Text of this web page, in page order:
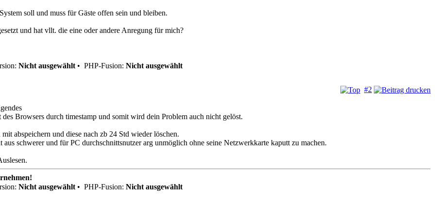
soll und muss für Gäste offen sein und bleiben.
und hat vllt. die eine oder andere Anregung für mich?
Nicht ausgewählt • PHP-Fusion: Nicht ausgewählt
#2
Browsers durch timestamp und somit wird dein Problem auch nicht gelöst.
abspeichern und diese nach zb 24 Std wieder löschen.
schwerer und für PC durchschnittsnutzer arg unmöglich ohne seine Netzwerkkarte kaputt zu machen.
Nicht ausgewählt • PHP-Fusion: Nicht ausgewählt